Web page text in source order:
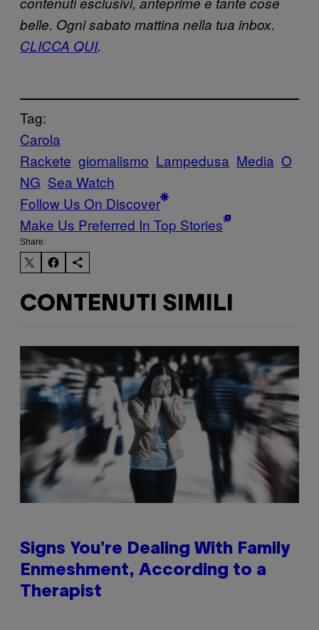
belle. Ogni sabato mattina nella tua inbox.
CLICCA QUI.
Tag:
Carola
Rackete giornalismo Lampedusa Media O
NG Sea Watch
Follow Us On Discover
Make Us Preferred In Top Stories
Share:
CONTENUTI SIMILI
Signs You’re Dealing With Family
Enmeshment, According to a
Therapist